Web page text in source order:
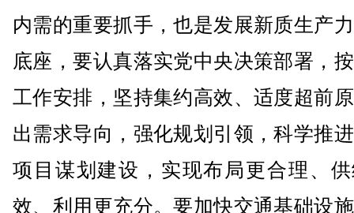
内需的重要抓手，也是发展新质生产
底座，要认真落实党中央决策部署，
工作安排，坚持集约高效、适度超前
出需求导向，强化规划引领，科学推
项目谋划建设，实现布局更合理、
效、利用更充分。要加快交通基础设